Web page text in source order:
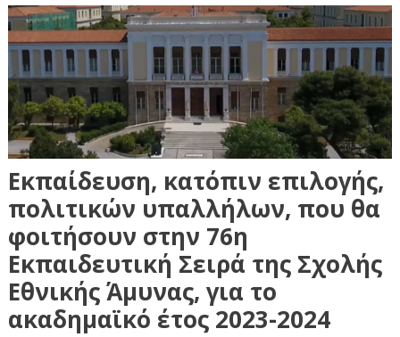
Εκπαίδευση, κατόπιν επιλογής,
πολιτικών υπαλλήλων, που θα
φοιτήσουν στην 76η
Εκπαιδευτική Σειρά της Σχολής
Εθνικής Άμυνας, για το
ακαδημαϊκό έτος 2023-2024